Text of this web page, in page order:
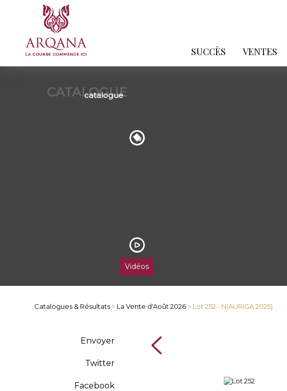
SUCCÈS VENTES
CATALOGUE
catalogue
Vidéos
Catalogues & Résultats > La Vente d'Août 2026 > Lot 252 - N(AURIGA 2025)
Envoyer
Twitter
Facebook